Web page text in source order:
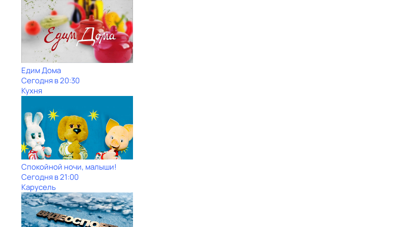
Едим Дома
Сегодня в 20:30
Кухня
Спокойной ночи, малыши!
Сегодня в 21:00
Карусель